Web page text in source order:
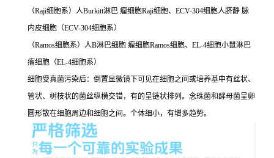
（Raji细胞系）人Burkitt淋巴 瘤细胞Raji细胞、ECV-304细胞人脐静 脉
内皮细胞（ECV-304细胞系）
（Ramos细胞系）人B淋巴细胞 瘤细胞Ramos细胞、EL-4细胞小鼠淋巴
瘤细胞（EL-4细胞系）
细胞受真菌污染后：倒置显微镜下可见在细胞之间或培养基中有丝状、
管状、树枝状的菌丝纵横交错，有的呈链状排列。念珠菌和酵母菌呈卵
圆形散在细胞周边和细胞之间。个体细小，有增多趋势。